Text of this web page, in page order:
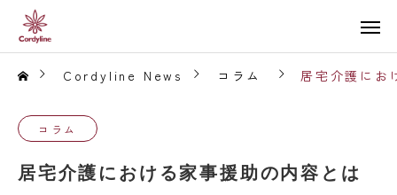
Cordyline News コラム 居宅介護にお
コラム
居宅介護における家事援助の内容とは